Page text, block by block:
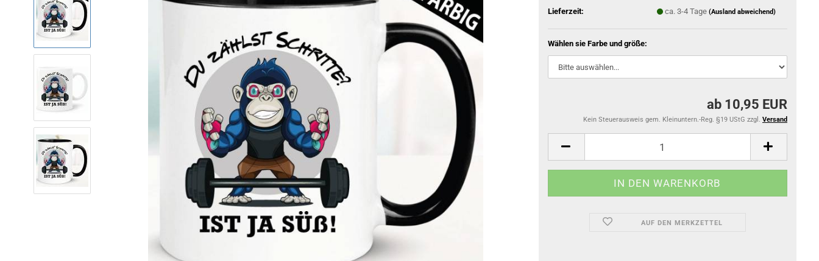
Lieferzeit:
ca. 3-4 Tage (Ausland abweichend)
Wählen sie Farbe und größe:
ab 10,95 EUR
Kein Steuerausweis gem. Kleinuntern.-Reg. §19 UStG zzgl. Versand
AUF DEN MERKZETTEL